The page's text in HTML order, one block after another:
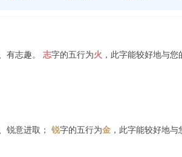
有志趣。 志字的五行为火 ，此字能较好地与
锐意进取； 锐字的五行为金 ，此字能较好地